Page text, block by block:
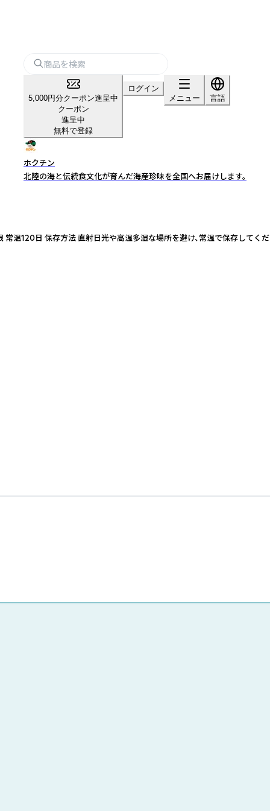
5,000円分クーポン進呈中
クーポン
進呈中
無料で登録
ログイン
メニュー
言語
ホクチン
北陸の海と伝統食文化が育んだ海産珍味を全国へお届けします。
温120日 保存方法 直射日光や高温多湿な場所を避け、常温で保存してくだ